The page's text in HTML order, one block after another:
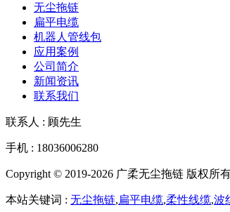
无尘拖链
扁平电缆
机器人管线包
应用案例
公司简介
新闻资讯
联系我们
联系人 : 顾先生
手机 : 18036006280
Copyright © 2019-2026 广柔无尘拖链 版权所
本站关键词 : 无尘拖链,扁平电缆,柔性线缆,波